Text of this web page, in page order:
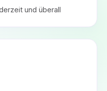
und überall